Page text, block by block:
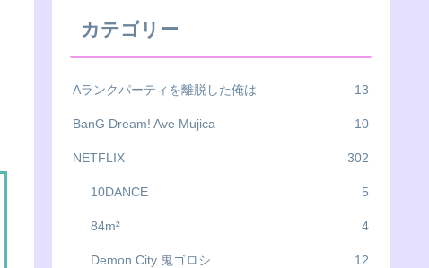
カテゴリー
Aランクパーティを離脱した俺は 13
BanG Dream! Ave Mujica 10
NETFLIX 302
10DANCE 5
84m² 4
Demon City 鬼ゴロシ 12